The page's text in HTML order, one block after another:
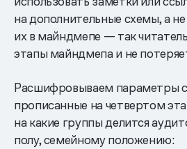
на дополнительные схемы, а
их в майндмепе — так
этапы майндмепа и не
Расшифровываем параметры
прописанные на четвертом
на какие группы делится
полу, семейному положению: